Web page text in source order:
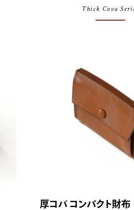
Thick Cova
厚コバ コンパクト財布